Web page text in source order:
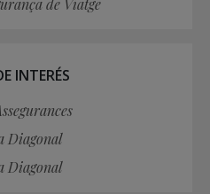
de Viatge
INTERÉS
Diagonal
Diagonal